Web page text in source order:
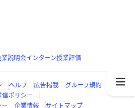
説明会インターン授業評価
ヘルプ 広告掲載
グループ規約
信ポリシー
企業情報 サイトマップ